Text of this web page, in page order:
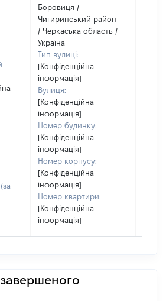
Боровиця /
Чигиринський район
/ Черкаська область /
Україна
Тип вулиці:
[Конфіденційна
інформація]
Вулиця:
[Конфіденційна
інформація]
Номер будинку:
[Конфіденційна
інформація]
Номер корпусу:
[Конфіденційна
інформація]
Номер квартири:
[Конфіденційна
інформація]